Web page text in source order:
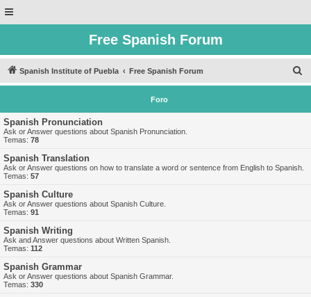
Free Spanish Forum
Spanish Institute of Puebla Free Spanish Forum
u
Foro
Spanish Pronunciation
Ask or Answer questions about Spanish Pronunciation.
Temas: 78
Spanish Translation
Ask or Answer questions on how to translate a word or sentence from English to Spanish.
Temas: 57
Spanish Culture
Ask or Answer questions about Spanish Culture.
Temas: 91
Spanish Writing
Ask and Answer questions about Written Spanish.
Temas: 112
Spanish Grammar
Ask or Answer questions about Spanish Grammar.
Temas: 330